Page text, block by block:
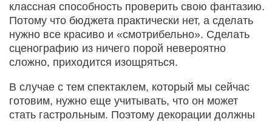
классная способность проверить свою фантазию.
Потому что бюджета практически нет, а сделать
нужно все красиво и «смотрибельно». Сделать
сценографию из ничего порой невероятно
сложно, приходится изощряться.
В случае с тем спектаклем, который мы сейчас
готовим, нужно еще учитывать, что он может
стать гастрольным. Поэтому декорации должны